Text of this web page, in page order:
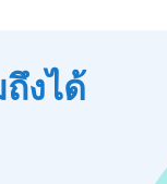
งได้